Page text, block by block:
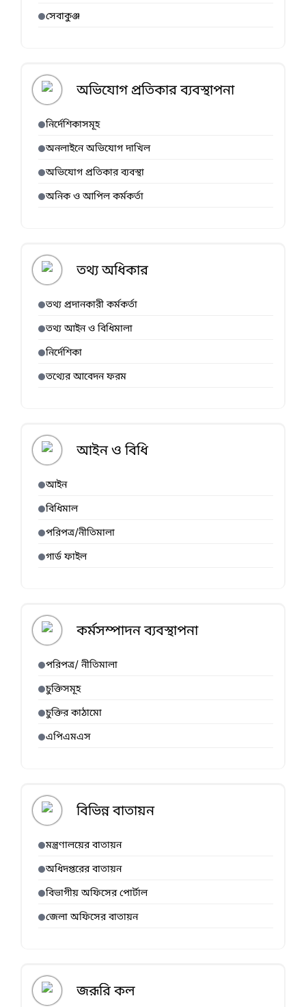
সেবাকুঞ্জ
অভিযোগ প্রতিকার ব্যবস্থাপনা
নির্দেশিকাসমূহ
অনলাইনে অভিযোগ দাখিল
অভিযোগ প্রতিকার ব্যবস্থা
অনিক ও আপিল কর্মকর্তা
তথ্য অধিকার
তথ্য প্রদানকারী কর্মকর্তা
তথ্য আইন ও বিধিমালা
নির্দেশিকা
তথ্যের আবেদন ফরম
আইন ও বিধি
আইন
বিধিমাল
পরিপত্র/নীতিমালা
গার্ড ফাইল
কর্মসম্পাদন ব্যবস্থাপনা
পরিপত্র/ নীতিমালা
চুক্তিসমূহ
চুক্তির কাঠামো
এপিএমএস
বিভিন্ন বাতায়ন
মন্ত্রণালয়ের বাতায়ন
অধিদপ্তরের বাতায়ন
বিভাগীয় অফিসের পোর্টাল
জেলা অফিসের বাতায়ন
জরূরি কল